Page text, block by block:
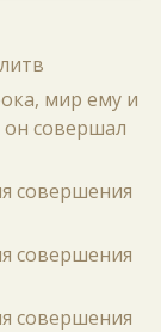
мир ему и
он совершал
совершения
совершения
совершения